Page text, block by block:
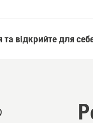
та відкрийте для